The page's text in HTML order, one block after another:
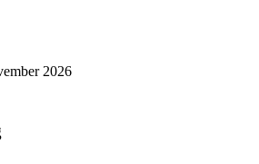
2026